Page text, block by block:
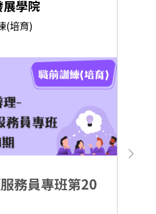
學院
(培育)
務員專班第20